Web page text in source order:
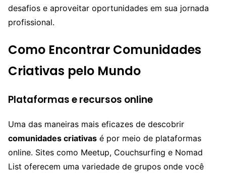
desafios e aproveitar oportunidades em sua jornada
profissional.
Como Encontrar Comunidades
Criativas pelo Mundo
Plataformas e recursos online
Uma das maneiras mais eficazes de descobrir
comunidades criativas é por meio de plataformas
online. Sites como Meetup, Couchsurfing e Nomad
List oferecem uma variedade de grupos onde você